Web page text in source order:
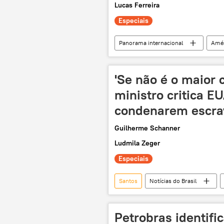
Lucas Ferreira
Especiais
Panorama internacional
Margem Equatorial
México
'Se não é o maior
ministro critica
condenarem
Guilherme Schanner
Ludmila Zeger
Especiais
Santos Notícias do Brasil
Donald Trump
Brasil
Petrobras